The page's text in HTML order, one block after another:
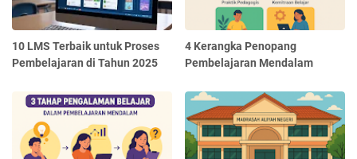
10 LMS Terbaik untuk Proses
Pembelajaran di Tahun 2025
4 Kerangka Penopang
Pembelajaran Mendalam